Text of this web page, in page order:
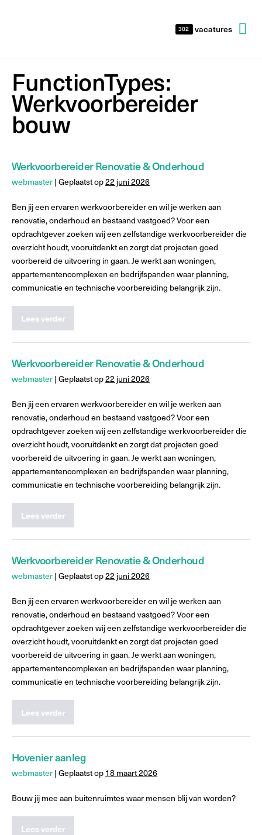
302 vacatures
FunctionTypes:
Werkvoorbereider
bouw
Werkvoorbereider Renovatie & Onderhoud
webmaster | Geplaatst op22 juni 2026
Ben jij een ervaren werkvoorbereider en wil je werken aan
renovatie, onderhoud en bestaand vastgoed? Voor een
opdrachtgever zoeken wij een zelfstandige werkvoorbereider die
overzicht houdt, vooruitdenkt en zorgt dat projecten goed
voorbereid de uitvoering in gaan. Je werkt aan woningen,
appartementencomplexen en bedrijfspanden waar planning,
communicatie en technische voorbereiding belangrijk zijn.
Lees verder
Werkvoorbereider Renovatie & Onderhoud
webmaster | Geplaatst op22 juni 2026
Ben jij een ervaren werkvoorbereider en wil je werken aan
renovatie, onderhoud en bestaand vastgoed? Voor een
opdrachtgever zoeken wij een zelfstandige werkvoorbereider die
overzicht houdt, vooruitdenkt en zorgt dat projecten goed
voorbereid de uitvoering in gaan. Je werkt aan woningen,
appartementencomplexen en bedrijfspanden waar planning,
communicatie en technische voorbereiding belangrijk zijn.
Lees verder
Werkvoorbereider Renovatie & Onderhoud
webmaster | Geplaatst op22 juni 2026
Ben jij een ervaren werkvoorbereider en wil je werken aan
renovatie, onderhoud en bestaand vastgoed? Voor een
opdrachtgever zoeken wij een zelfstandige werkvoorbereider die
overzicht houdt, vooruitdenkt en zorgt dat projecten goed
voorbereid de uitvoering in gaan. Je werkt aan woningen,
appartementencomplexen en bedrijfspanden waar planning,
communicatie en technische voorbereiding belangrijk zijn.
Lees verder
Hovenier aanleg
webmaster | Geplaatst op 18 maart 2026
Bouw jij mee aan buitenruimtes waar mensen blij van worden?
Lees verder